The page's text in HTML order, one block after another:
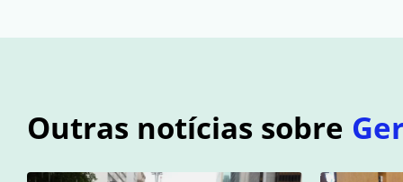
Outras notícias sobre